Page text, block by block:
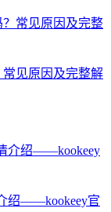
常见原因及完整解
绍——kookeey官